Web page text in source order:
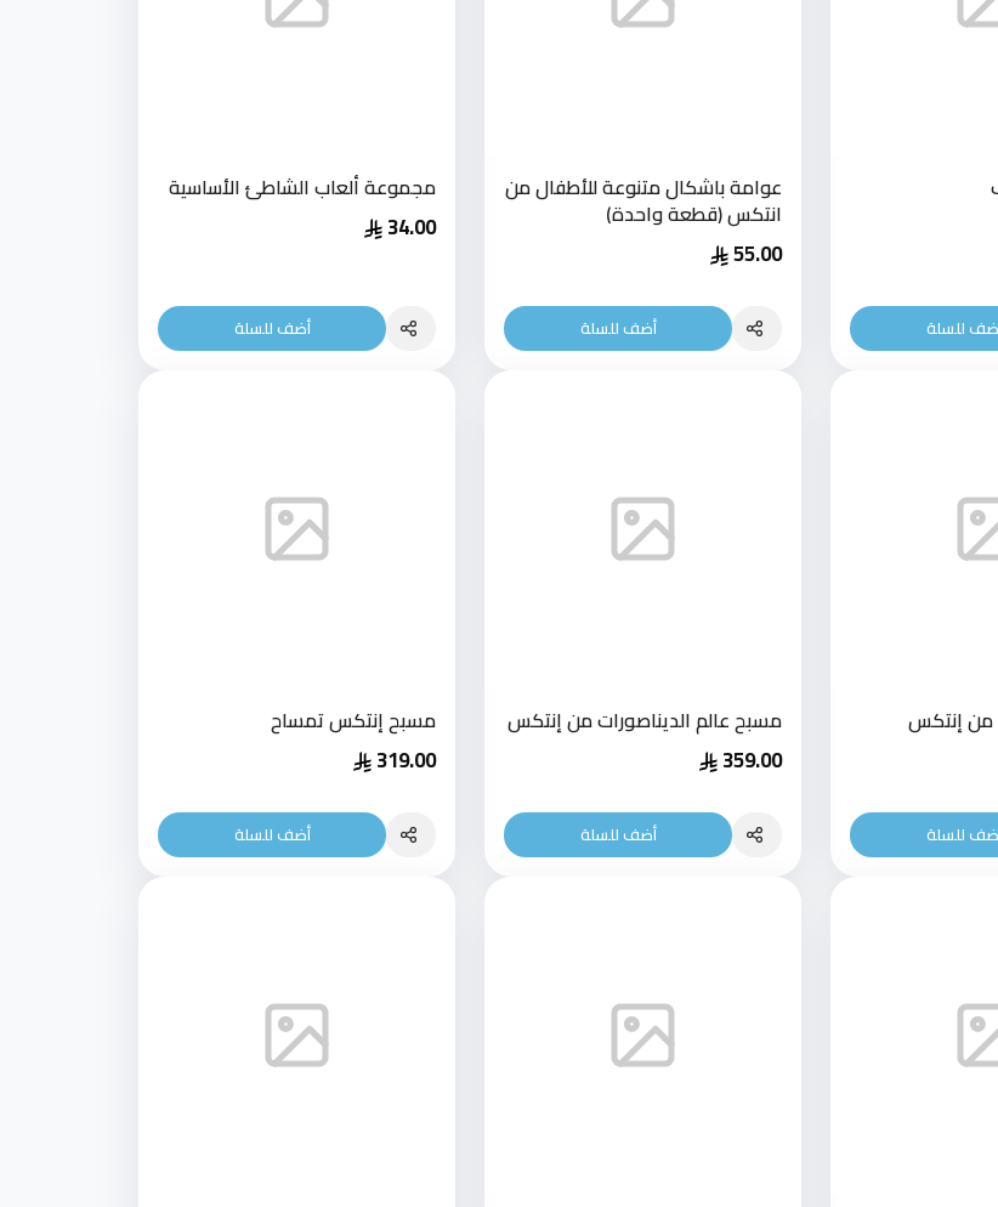
للسلة
عوامة باشكال متنوعة للأطفال من
انتكس (قطعة واحدة)
55.00
أضف للسلة
مجموعة ألعاب الشاطئ الأساسية
34.00
أضف للسلة
من إنتكس
للسلة
مسبح عالم الديناصورات من إنتكس
359.00
أضف للسلة
مسبح إنتكس تمساح
319.00
أضف للسلة